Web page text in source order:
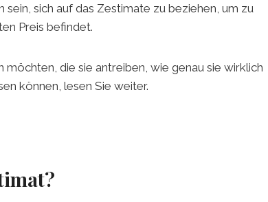
sein, sich auf das Zestimate zu beziehen, um zu
Preis befindet.
die sie antreiben, wie genau sie wirklich
können, lesen Sie weiter.